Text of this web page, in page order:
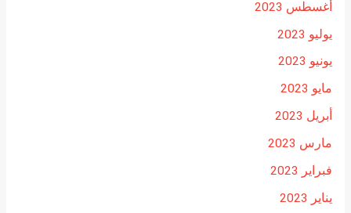
أغسطس 2023
يوليو 2023
يونيو 2023
مايو 2023
أبريل 2023
مارس 2023
فبراير 2023
يناير 2023